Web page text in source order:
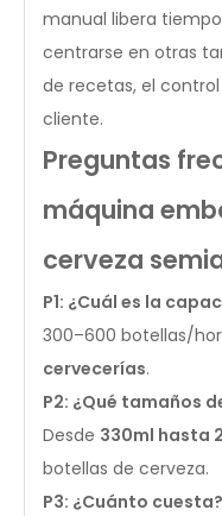
manual libera
centrarse en otras
de recetas, el
cliente.
Preguntas
máquina
cerveza
P1: ¿Cuál es la
300–600 botellas/
cervecerías.
P2: ¿Qué tamaños
Desde 330ml hasta
botellas de cerveza.
P3: ¿Cuánto cuesta?